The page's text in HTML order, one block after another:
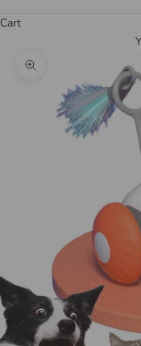
Cart
Zoom picture